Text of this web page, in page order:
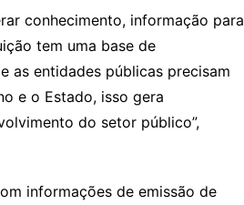
conhecimento, informação para
tem uma base de
as entidades públicas precisam
e o Estado, isso gera
do setor público”,
informações de emissão de